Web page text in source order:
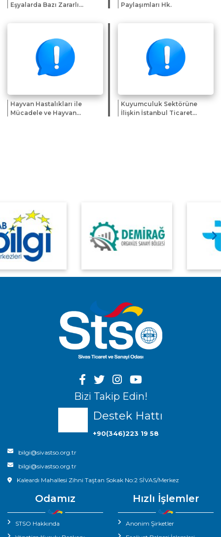
Eşyalarda Bazı Zararlı
İlişkin Genelge
Paylaşımları Hk.
Hayvan Hastalıkları ile
Mücadele ve Hayvan
Kuyumculuk Sektörüne
İlişkin İstanbul Ticaret
Bizi Takip Edin!
Destek Hattı
+90(346)223 19 58
bilgi@sivastso.org.tr
bilgi@sivastso.org.tr
Kaleardı Mahallesi Zihni Taştan Sokak No:2 SİVAS/Merkez
Odamız
STSO Hakkında
Hızlı İşlemler
Anonim Şirketler